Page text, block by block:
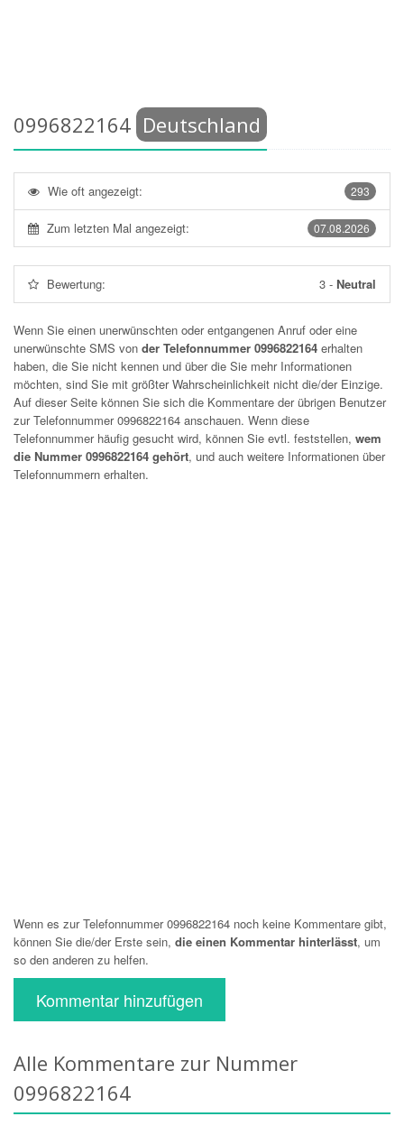
0996822164 Deutschland
293
Wie oft angezeigt:
07.08.2026
Zum letzten Mal angezeigt:
Bewertung: 3 - Neutral
Wenn Sie einen unerwünschten oder entgangenen Anruf oder eine
unerwünschte SMS von der Telefonnummer 0996822164 erhalten
haben, die Sie nicht kennen und über die Sie mehr Informationen
möchten, sind Sie mit größter Wahrscheinlichkeit nicht die/der Einzige.
Auf dieser Seite können Sie sich die Kommentare der übrigen Benutzer
zur Telefonnummer0996822164 anschauen. Wenn diese
Telefonnummer häufig gesucht wird, können Sie evtl. feststellen, wem
die Nummer 0996822164 gehört, und auch weitere Informationen über
Telefonnummern erhalten.
Wenn es zur Telefonnummer 0996822164 noch keine Kommentare gibt,
können Sie die/der Erste sein, die einen Kommentar hinterlässt, um
so den anderen zu helfen.
Kommentar hinzufügen
Alle Kommentare zur Nummer
0996822164